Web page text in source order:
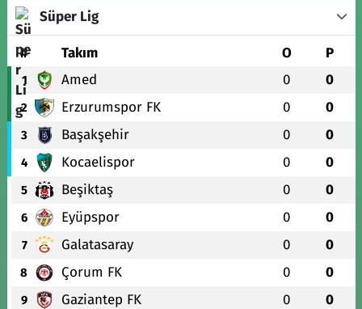
Süper Lig
# Takım O P
1 Amed 0 0
2 Erzurumspor FK 0 0
3 Başakşehir 0 0
4 Kocaelispor 0 0
5 Beşiktaş 0 0
6 Eyüpspor 0 0
7 Galatasaray 0 0
8 Çorum FK 0 0
9 Gaziantep FK 0 0